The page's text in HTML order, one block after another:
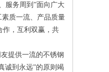
服务周到”面向广大
质一流、产品质量
作，互利双赢，共
提供一流的不锈钢
诚到永远”的原则竭